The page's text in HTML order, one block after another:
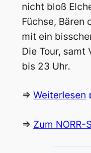
nicht bloß
Füchse, Bären
mit ein
Die Tour, samt
bis 23 Uhr.
=> Weiterlesen
=> Zum